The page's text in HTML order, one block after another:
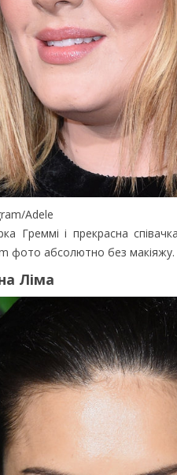
Adele
Греммі і прекрасна
фото абсолютно без макіяжу.
Ліма